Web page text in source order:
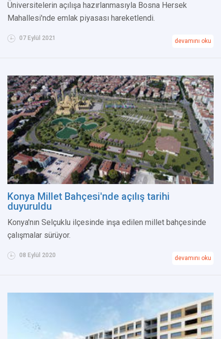
Üniversitelerin açılışa hazırlanmasıyla Bosna Hersek
Mahallesi'nde emlak piyasası hareketlendi.
07 Eylül 2021 devamını oku
Konya Millet Bahçesi'nde açılış tarihi
duyuruldu
Konya'nın Selçuklu ilçesinde inşa edilen millet bahçesinde
çalışmalar sürüyor.
08 Eylül 2020 devamını oku